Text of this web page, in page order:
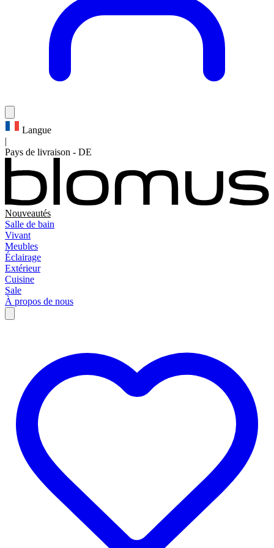
Langue
|
Pays de livraison - DE
Nouveautés
Salle de bain
Vivant
Meubles
Éclairage
Extérieur
Cuisine
Sale
À propos de nous